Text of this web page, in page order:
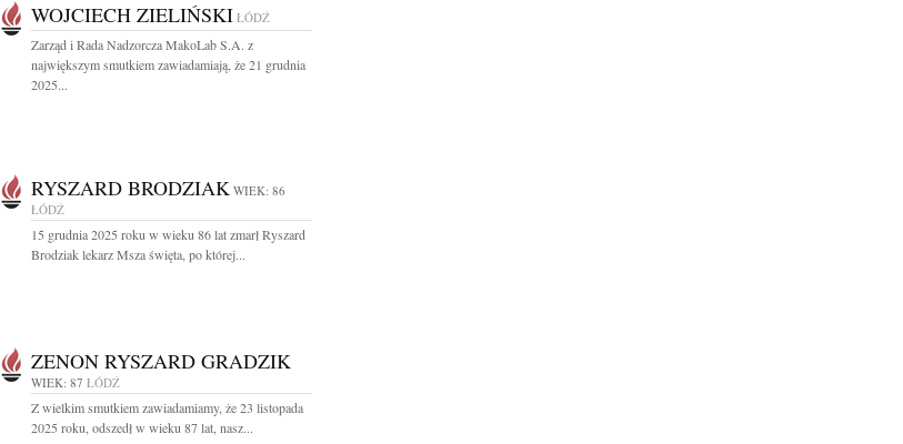
WOJCIECH ZIELIŃSKI ŁÓDŹ
Zarząd i Rada Nadzorcza MakoLab S.A. z
największym smutkiem zawiadamiają, że 21 grudnia
2025...
RYSZARD BRODZIAK WIEK: 86
ŁÓDŹ
15 grudnia 2025 roku w wieku 86 lat zmarł Ryszard
Brodziak lekarz Msza święta, po której...
ZENON RYSZARD GRADZIK
WIEK: 87 ŁÓDŹ
Z wielkim smutkiem zawiadamiamy, że 23 listopada
2025 roku, odszedł w wieku 87 lat, nasz...